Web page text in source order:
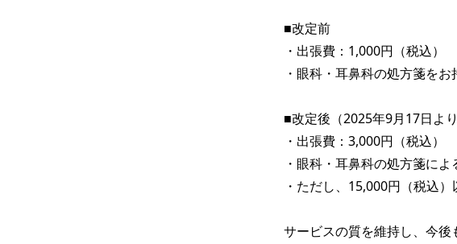
■改定前
・出張費：1,000円（税込）
・眼科・耳鼻科の処方箋を
■改定後（2025年9月17日より
・出張費：3,000円（税込）
・眼科・耳鼻科の処方箋に
・ただし、15,000円（税込
サービスの質を維持し、今後